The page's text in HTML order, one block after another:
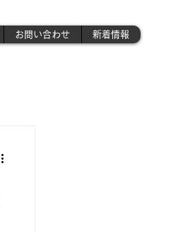
お問い合わせ 新着情報